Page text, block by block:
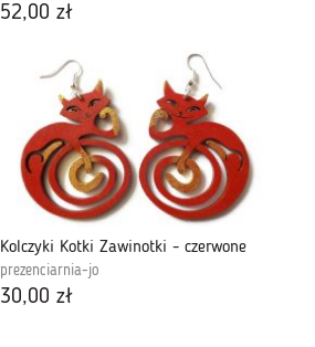
52,00 zł
Kolczyki Kotki Zawinotki - czerwone
prezenciarnia-jo
30,00 zł